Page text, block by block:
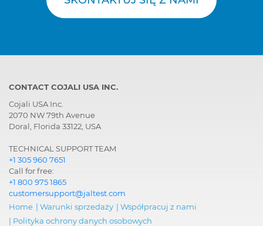
CONTACT COJALI USA INC.
Cojali USA Inc.
2070 NW 79th Avenue
Doral, Florida 33122, USA
TECHNICAL SUPPORT TEAM
+1 305 960 7651
Call for free:
+1 800 975 1865
customersupport@jaltest.com
Home | Warunki sprzedaży | Współpracuj z nami
| Polityka ochrony danych osobowych